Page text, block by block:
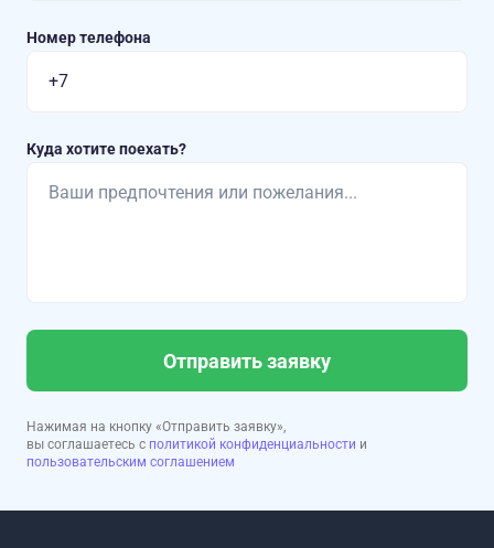
Номер телефона
Куда хотите поехать?
Отправить заявку
Нажимая на кнопку «Отправить заявку»,
вы соглашаетесь с политикой конфиденциальности и
пользовательским соглашением